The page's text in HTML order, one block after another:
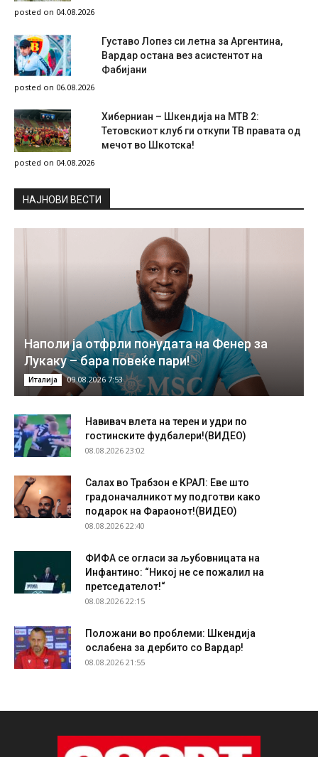
posted on 04.08.2026
Густаво Лопез си летна за Аргентина,
Вардар остана вез асистентот на
Фабијани
posted on 06.08.2026
Хиберниан – Шкендија на МТВ 2:
Тетовскиот клуб ги откупи ТВ правата од
мечот во Шкотска!
posted on 04.08.2026
НAЈНОВИ ВЕСТИ
Наполи ја отфрли понудата на Фенер за
Лукаку – бара повеќе пари!
Италија 09.08.2026 7:53
Навивач влета на терен и удри по
гостинските фудбалери!(ВИДЕО)
08.08.2026 23:02
Салах во Трабзон е КРАЛ: Еве што
градоначалникот му подготви како
подарок на Фараонот!(ВИДЕО)
08.08.2026 22:40
ФИФА се огласи за љубовницата на
Инфантино: “Никој не се пожалил на
претседателот!“
08.08.2026 22:15
Положани во проблеми: Шкендија
ослабена за дербито со Вардар!
08.08.2026 21:55